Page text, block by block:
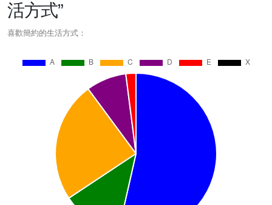
活方式”
喜歡簡約的生活方式：